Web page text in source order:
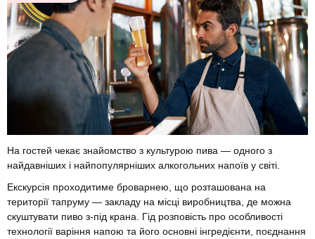
На гостей чекає знайомство з культурою пива — одного з
найдавніших і найпопулярніших алкогольних напоїв у світі.
Екскурсія проходитиме броварнею, що розташована на
території тапруму — закладу на місці виробництва, де можна
скуштувати пиво з-під крана. Гід розповість про особливості
технології варіння напою та його основні інгредієнти, поєднання